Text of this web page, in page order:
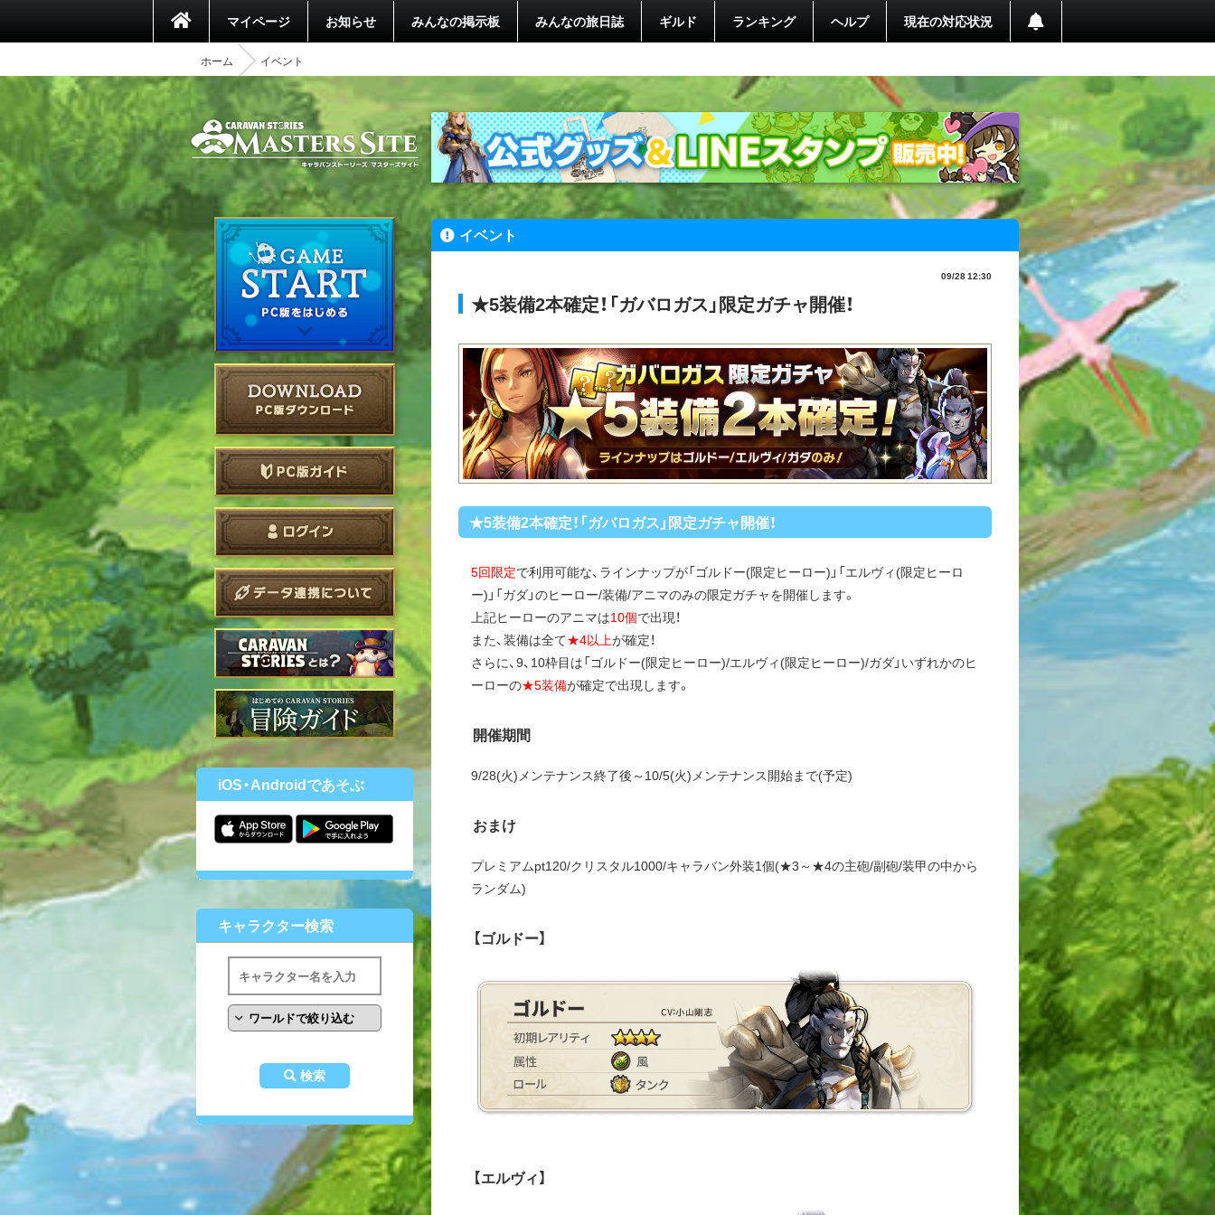
マイページ お知らせ みんなの掲示板 みんなの旅日誌 ギルド ランキング ヘルプ 現在の対応状況
ホーム イベント
iOS・Androidであそぶ
キャラクター検索
検索
イベント
09/28 12:30
★5装備2本確定！「ガバロガス」限定ガチャ開催！
★5装備2本確定！「ガバロガス」限定ガチャ開催！
5回限定で利用可能な、ラインナップが「ゴルドー(限定ヒーロー)」「エルヴィ(限定ヒーロ
ー)」「ガダ」のヒーロー/装備/アニマのみの限定ガチャを開催します。
上記ヒーローのアニマは10個で出現！
また、装備は全て★4以上が確定！
さらに、9、10枠目は「ゴルドー(限定ヒーロー)/エルヴィ(限定ヒーロー)/ガダ」いずれかのヒ
ーローの★5装備が確定で出現します。
開催期間
9/28(火)メンテナンス終了後～10/5(火)メンテナンス開始まで(予定)
おまけ
プレミアムpt120/クリスタル1000/キャラバン外装1個(★3～★4の主砲/副砲/装甲の中から
ランダム)
【ゴルドー】
【エルヴィ】